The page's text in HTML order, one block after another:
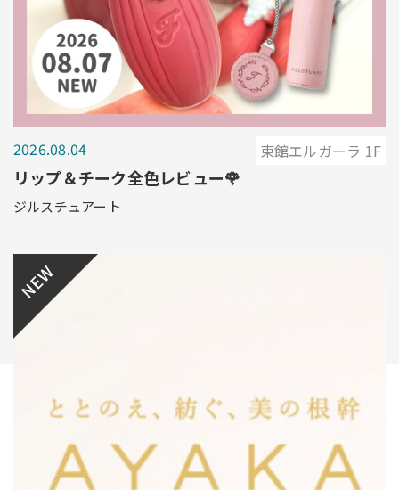
2026.08.04 東館エルガーラ 1F
リップ＆チーク全色レビュー🌹
ジルスチュアート
NEW